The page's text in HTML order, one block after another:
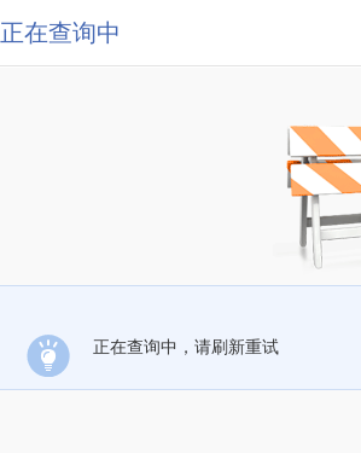
正在查询中
正在查询中，请刷新重试